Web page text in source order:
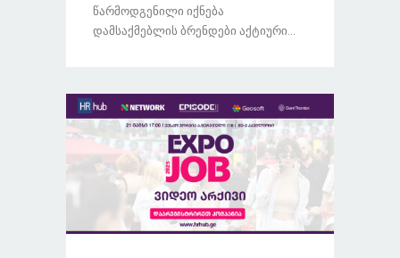
Წარმოდგენილი Იქნება
Დამსაქმებლის Ბრენდები Აქტიური...